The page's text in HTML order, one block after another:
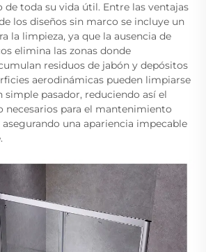
de toda su vida útil. Entre las ventajas
los diseños sin marco se incluye un
la limpieza, ya que la ausencia de
elimina las zonas donde
residuos de jabón y depósitos
aerodinámicas pueden limpiarse
simple pasador, reduciendo así el
necesarios para el mantenimiento
una apariencia impecable